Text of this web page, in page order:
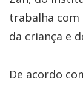
trabalha
da criança e
De acordo